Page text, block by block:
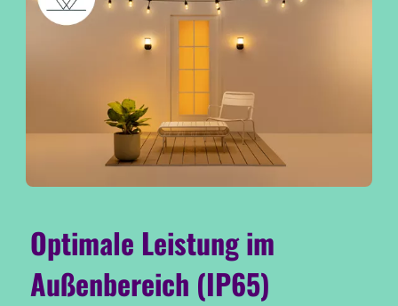
Optimale Leistung im
Außenbereich (IP65)